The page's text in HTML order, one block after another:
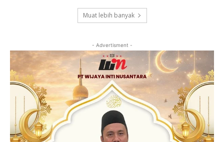
Muat lebih banyak
- Advertisment -